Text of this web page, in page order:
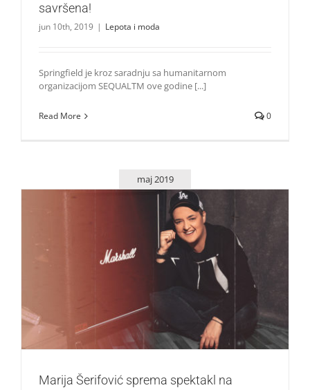
savršena!
jun 10th, 2019 | Lepota i moda
Springfield je kroz saradnju sa humanitarnom
organizacijom SEQUALTM ove godine [...]
Read More 0
maj 2019
Marija Šerifović sprema spektakl na festivalu ULAZ
Marija Šerifović sprema spektakl na